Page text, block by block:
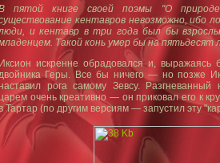
пятой книге своей поэмы "О
кентавров невозможно, ибо
и кентавр в три года был бы
Такой конь умер бы на пятьдесят
Иксион искренне обрадовался и, выражаясь
Геры. Все бы ничего — но позже
рога самому Зевсу.
очень креативно — он приковал его к
Тартар (по другим версиям — запустил эту